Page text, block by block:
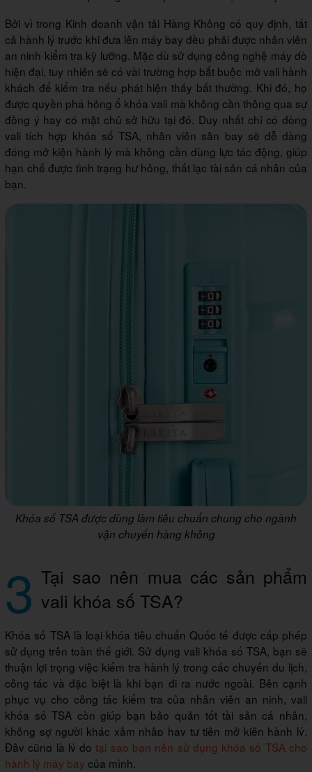
Bởi vì trong Kinh doanh vận tải Hàng Không có quy định, tất
cả hành lý trước khi đưa lên máy bay đều phải được nhân viên
an ninh kiểm tra kỹ lưỡng. Mặc dù sử dụng công nghệ máy dò
hiện đại, tuy nhiên sẽ có vài trường hợp bắt buộc mở vali hành
khách để kiểm tra nếu phát hiện thấy bất thường. Khi đó, họ
được quyền phá hỏng ổ khóa vali mà không cần thông qua sự
đồng ý hay có mặt chủ sở hữu tại đó. Duy nhất chỉ có dòng
vali tích hợp khóa số TSA, nhân viên sân bay sẽ dễ dàng
đóng mở kiện hành lý mà không cần dùng lực tác động, giúp
hạn chế được tình trạng hư hỏng, thất lạc tài sản cá nhân của
bạn.
Khóa số TSA được dùng làm tiêu chuẩn chung cho ngành
vận chuyển hàng không
3 Tại sao nên mua các sản phẩm
vali khóa số TSA?
Khóa số TSA là loại khóa tiêu chuẩn Quốc tế được cấp phép
sử dụng trên toàn thế giới. Sử dụng vali khóa số TSA, bạn sẽ
thuận lợi trọng việc kiểm tra hành lý trong các chuyến du lịch,
công tác và đặc biệt là khi bạn đi ra nước ngoài. Bên cạnh
phục vụ cho công tác kiểm tra của nhân viên an ninh, vali
khóa số TSA còn giúp bạn bảo quản tốt tài sản cá nhân,
không sợ người khác xâm nhập hay tự tiện mở kiện hành lý.
Đây cũng là lý dotại sao bạn nên sử dụng khóa số TSA cho
hành lý máy bay của mình.